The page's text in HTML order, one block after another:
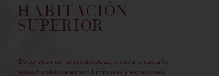
HABITACIÓN
SUPERIOR
Decoradas en tonos mostaza, ciruela o castaño,
estas habitaciones son luminosas y espaciosas,